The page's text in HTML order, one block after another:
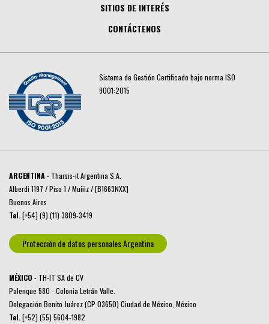
SITIOS DE INTERÉS
CONTÁCTENOS
Sistema de Gestión Certificado bajo norma ISO
9001:2015
ARGENTINA - Tharsis-it Argentina S.A.
Alberdi 1197 / Piso 1 / Muñiz / [B1663NXX]
Buenos Aires
Tel.[+54] (9) (11) 3809-3419
Protección de datos personales Argentina
MÉXICO - TH-IT SA de CV
Palenque 580 - Colonia Letrán Valle.
Delegación Benito Juárez (CP 03650) Ciudad de México, México
Tel.[+52] (55) 5604-1982